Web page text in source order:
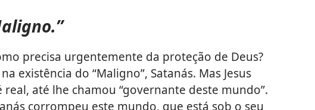
precisa urgentemente da proteção de Deus?
existência do “Maligno”, Satanás. Mas Jesus
real, até lhe chamou “governante deste mundo”.
corrompeu este mundo, que está sob o seu